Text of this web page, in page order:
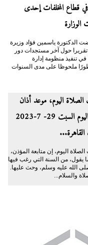
قطاع المخلفات إحدى
الوزارة
الدكتورة ياسمين فؤاد وزيرة
، تقريرا حول آخر مستجدات دور
في تنفيذ منظومة إدارة
ملحوظا على مدى السنوات
اليوم، موعد أذان
الفجر اليوم السبت 29- 7-2023
اليوم، إن متابعة المؤذن،
يقول، من السنة التي رغب فيها
الله عليه وسلم، وحث عليها.
والسلام...